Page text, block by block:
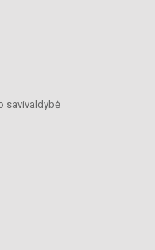
savivaldybė